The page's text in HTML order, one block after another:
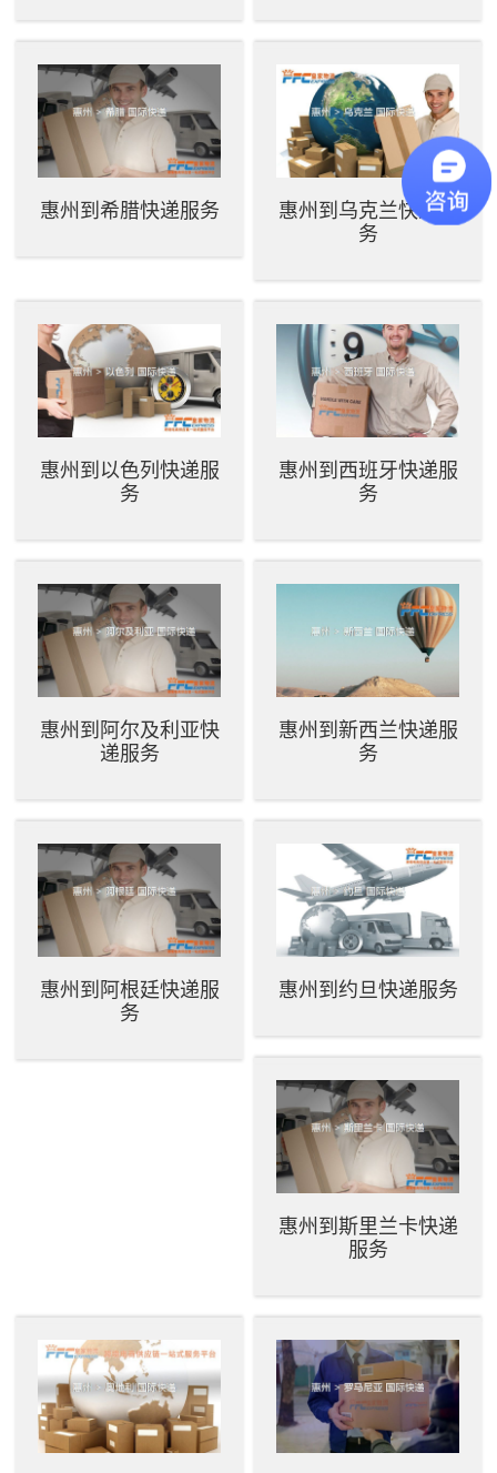
惠州到希腊快递服务
惠州到乌克兰快递服
务
惠州到以色列快递服
务
惠州到西班牙快递服
务
惠州到阿尔及利亚快
递服务
惠州到新西兰快递服
务
惠州到阿根廷快递服
务
惠州到约旦快递服务
惠州到斯里兰卡快递
服务